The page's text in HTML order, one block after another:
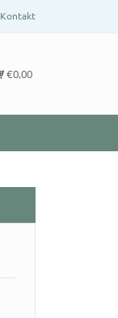
Kontakt
€0,00